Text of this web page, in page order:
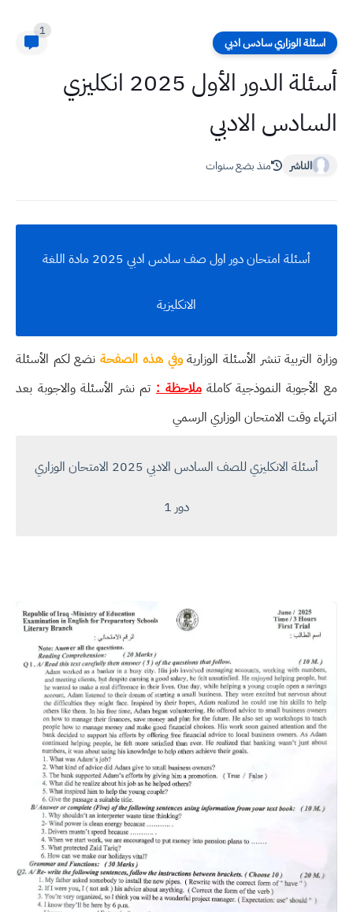
اسئلة الوزاري سادس ادبي
1
أسئلة الدور الأول 2025 انكليزي
السادس الادبي
الناشر منذ بضع سنوات
أسئلة امتحان دور اول صف سادس ادبي 2025 مادة اللغة
الانكليزية
وزارة التربية تنشر الأسئلة الوزاريةوفي هذه الصفحة نضع لكم الأسئلة
مع الأجوبة النموذجية كاملةملاحظة : تم نشر الأسئلة والاجوبة بعد
انتهاء وقت الامتحان الوزاري الرسمي
أسئلة الانكليزي للصف السادس الادبي 2025 الامتحان الوزاري
دور 1